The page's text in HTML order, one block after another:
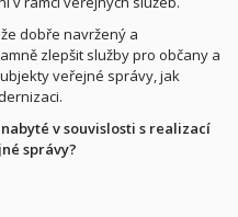
dobře navržený a
zlepšit služby pro občany a
veřejné správy, jak
v souvislosti s realizací
správy?